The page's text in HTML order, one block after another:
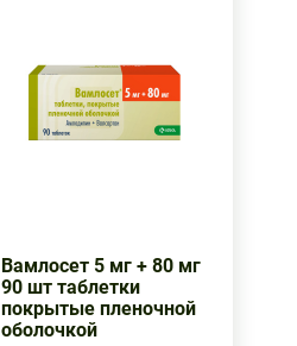
Вамлосет 5 мг + 80 мг
90 шт таблетки
покрытые пленочной
оболочкой